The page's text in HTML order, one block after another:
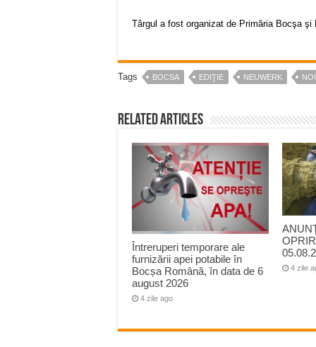
Târgul a fost organizat de Primăria Bocşa şi
Tags BOCSA EDIŢIE NEUWERK
Related Articles
Întreruperi temporare ale
furnizării apei potabile în
Bocșa Română, în data de 6
august 2026
4 zile ago
4 zile